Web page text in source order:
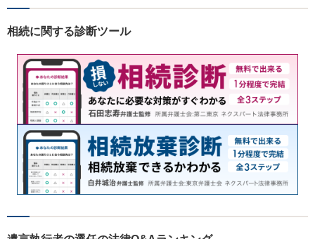
務など、幅広く対応します。
お気軽にご相談ください。
相続に関する診断ツール